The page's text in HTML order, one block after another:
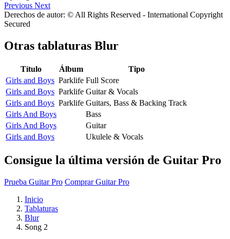
Previous Next
Derechos de autor: © All Rights Reserved - International Copyright
Secured
Otras tablaturas Blur
Título Álbum
Tipo
Girls and Boys Parklife Full Score
Girls and Boys Parklife Guitar & Vocals
Girls and Boys Parklife Guitars, Bass & Backing Track
Girls And Boys
Bass
Girls And Boys
Guitar
Girls and Boys
Ukulele & Vocals
Consigue la última versión de Guitar Pro
Prueba Guitar Pro Comprar Guitar Pro
Inicio
Tablaturas
Blur
Song 2